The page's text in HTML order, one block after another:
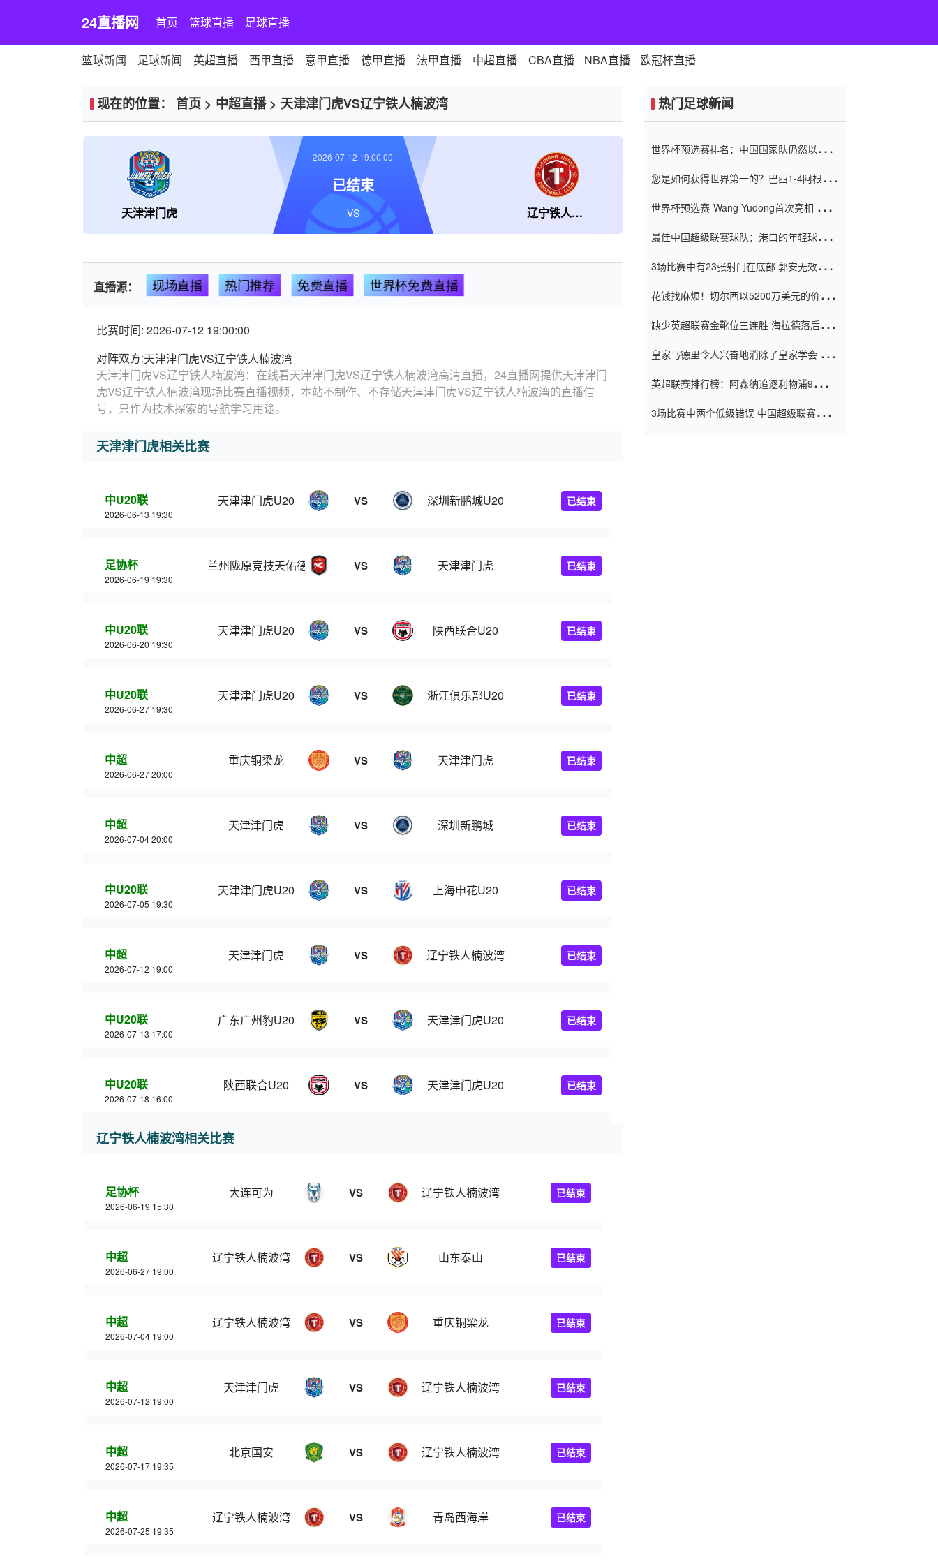
24直播网 首页 篮球直播 足球直播
篮球新闻 足球新闻 英超直播 西甲直播 意甲直播 德甲直播 法甲直播 中超直播 CBA直播 NBA直播 欧冠杯直播
现在的位置： 首页 > 中超直播> 天津津门虎VS辽宁铁人楠波湾
天津津门虎 辽宁铁人楠波湾
2026-07-12 19:00:00
已结束
VS
直播源： 现场直播 热门推荐 免费直播 世界杯免费直播
比赛时间: 2026-07-12 19:00:00
对阵双方:天津津门虎VS辽宁铁人楠波湾
天津津门虎VS辽宁铁人楠波湾：在线看天津津门虎VS辽宁铁人楠波湾高清直播，24直播网提供天津津门
虎VS辽宁铁人楠波湾现场比赛直播视频，本站不制作、不存储天津津门虎VS辽宁铁人楠波湾的直播信
号，只作为技术探索的导航学习用途。
天津津门虎相关比赛
中U20联
2026-06-13 19:30
天津津门虎U20 VS 深圳新鹏城U20 已结束
足协杯
2026-06-19 19:30
兰州陇原竞技天佑德 VS 天津津门虎 已结束
中U20联
2026-06-20 19:30
天津津门虎U20 VS 陕西联合U20 已结束
中U20联
2026-06-27 19:30
天津津门虎U20 VS 浙江俱乐部U20 已结束
中超
2026-06-27 20:00
重庆铜梁龙 VS 天津津门虎 已结束
中超
2026-07-04 20:00
天津津门虎 VS 深圳新鹏城 已结束
中U20联
2026-07-05 19:30
天津津门虎U20 VS 上海申花U20 已结束
中超
2026-07-12 19:00
天津津门虎 VS 辽宁铁人楠波湾 已结束
中U20联
2026-07-13 17:00
广东广州豹U20 VS 天津津门虎U20 已结束
中U20联
2026-07-18 16:00
陕西联合U20 VS 天津津门虎U20 已结束
辽宁铁人楠波湾相关比赛
足协杯
2026-06-19 15:30
大连可为 VS 辽宁铁人楠波湾 已结束
中超
2026-06-27 19:00
辽宁铁人楠波湾 VS 山东泰山 已结束
中超
2026-07-04 19:00
辽宁铁人楠波湾 VS 重庆铜梁龙 已结束
中超
2026-07-12 19:00
天津津门虎 VS 辽宁铁人楠波湾 已结束
中超
2026-07-17 19:35
北京国安 VS 辽宁铁人楠波湾 已结束
中超
2026-07-25 19:35
辽宁铁人楠波湾 VS 青岛西海岸 已结束
热门足球新闻
世界杯预选赛排名：中国国家队仍然以6分
您是如何获得世界第一的？巴西1-4阿根
世界杯预选赛-Wang Yudong首次亮相 中国
最佳中国超级联赛球队：港口的年轻球员在
（Taishan）
3场比赛中有23张射门在底部 郭安无效传球
花钱找麻烦！切尔西以5200万美元的价格
窗口
缺少英超联赛金靴位三连胜 海拉德落后6球
皇家马德里令人兴奋地消除了皇家学会 安
英超联赛排行榜：阿森纳追逐利物浦9分 曼
3场比赛中两个低级错误 中国超级联赛的前